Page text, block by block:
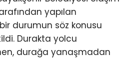
yapılan
durumun söz konusu
Durakta yolcu
durağa yanaşmadan